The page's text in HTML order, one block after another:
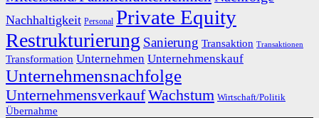
Nachhaltigkeit Personal Private Equity
Restrukturierung Sanierung Transaktion Transaktionen
Transformation Unternehmen Unternehmenskauf
Unternehmensnachfolge
UnternehmensverkaufWachstum Wirtschaft/Politik
Übernahme